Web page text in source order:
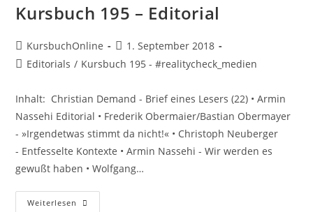
Kursbuch 195 – Editorial
KursbuchOnline
1. September 2018
Editorials / Kursbuch 195 - #realitycheck_medien
Inhalt: Christian Demand - Brief eines Lesers (22) • Armin
Nassehi Editorial • Frederik Obermaier/Bastian Obermayer
- »Irgendetwas stimmt da nicht!« • Christoph Neuberger
- Entfesselte Kontexte • Armin Nassehi - Wir werden es
gewußt haben • Wolfgang…
Weiterlesen